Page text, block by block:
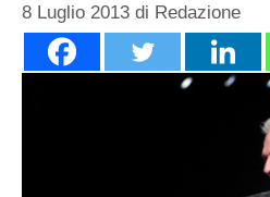
8 Luglio 2013 di Redazione